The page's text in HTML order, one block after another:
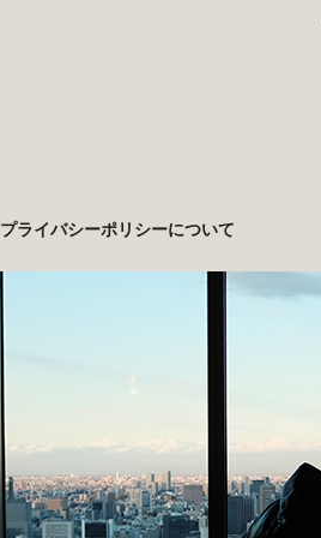
プライバシーポリシーについて